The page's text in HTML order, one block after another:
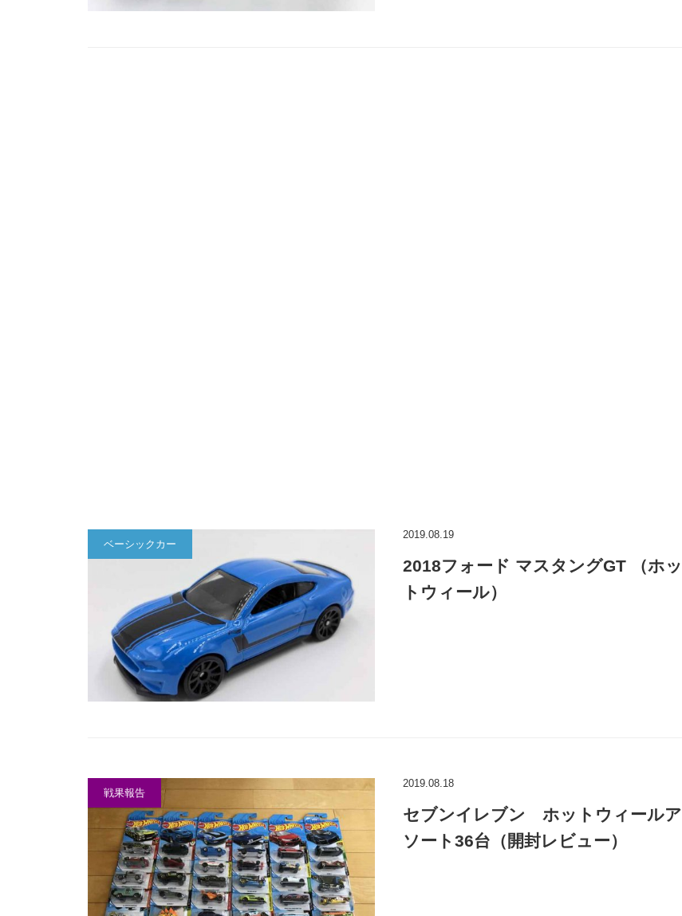
ベーシックカー
2019.08.19
2018フォード マスタングGT （ホッ
トウィール）
戦果報告
2019.08.18
セブンイレブン ホットウィールア
ソート36台（開封レビュー）